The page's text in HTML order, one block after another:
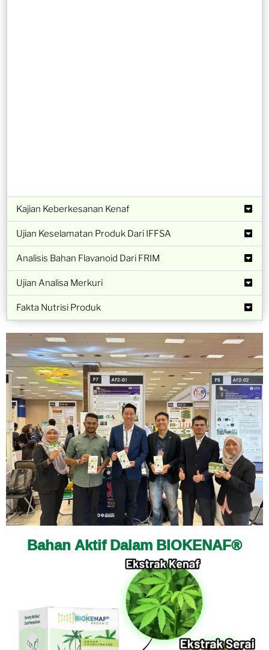
Kajian Keberkesanan Kenaf
Ujian Keselamatan Produk Dari IFFSA
Analisis Bahan Flavanoid Dari FRIM
Ujian Analisa Merkuri
Fakta Nutrisi Produk
Bahan Aktif Dalam BIOKENAF®